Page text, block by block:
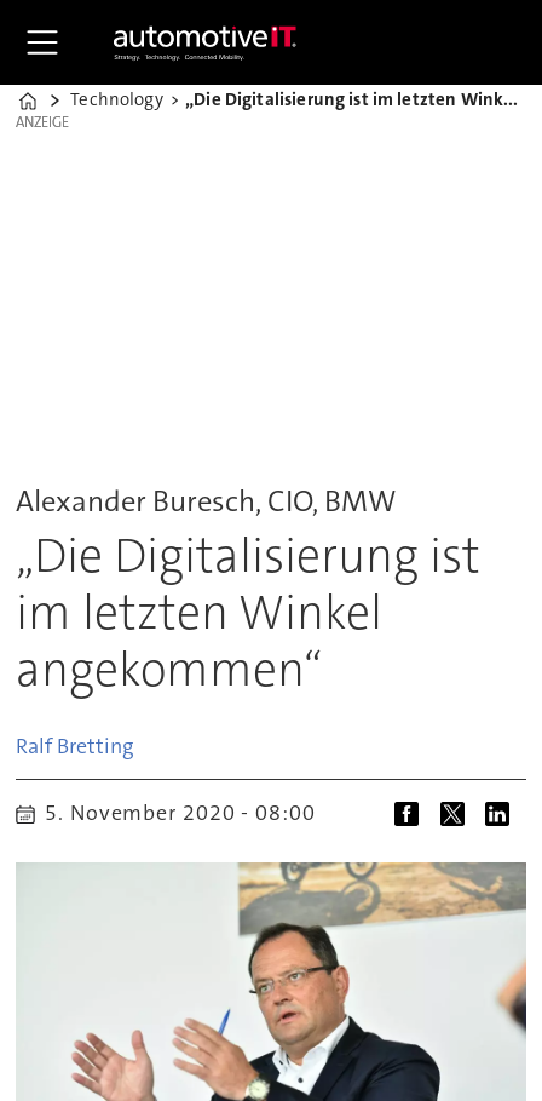
Home
Technology „Die Digitalisierung ist im letzten Winkel angekommen“
ANZEIGE
ANZEIGE
Alexander Buresch, CIO, BMW
„Die Digitalisierung ist
im letzten Winkel
angekommen“
RalfBretting
5. November 2020 - 08:00